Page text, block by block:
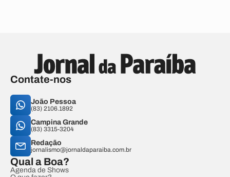
Contate-nos
João Pessoa
(83) 2106.1892
Campina Grande
(83) 3315-3204
Redação
jornalismo@jornaldaparaiba.com.br
Qual a Boa?
Agenda de Shows